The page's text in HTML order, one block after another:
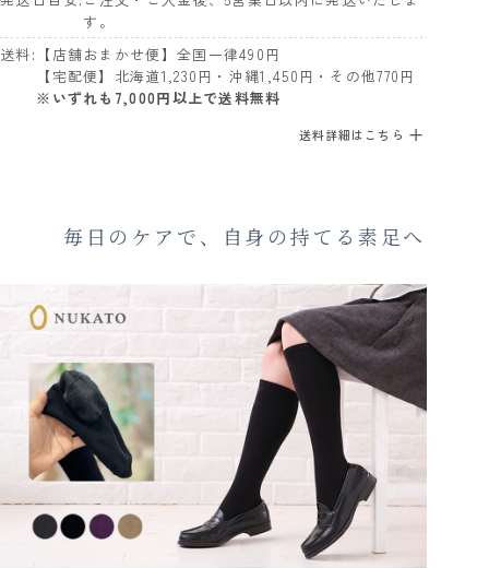
す。
送料
【店舗おまかせ便】全国一律490円
【宅配便】北海道1,230円・沖縄1,450円・その他770円
※いずれも7,000円以上で送料無料
送料詳細はこちら
毎日のケアで、自身の持てる素足へ